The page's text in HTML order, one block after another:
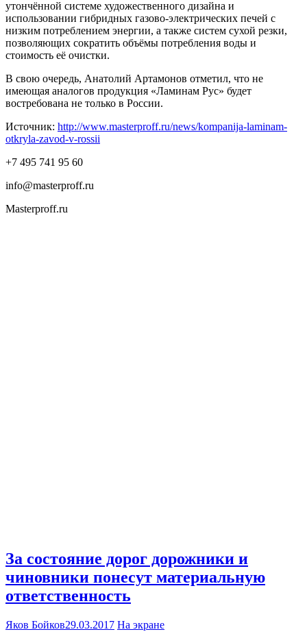
утончённой системе художественного дизайна и
использовании гибридных газово-электрических печей с
низким потреблением энергии, а также систем сухой резки,
позволяющих сократить объёмы потребления воды и
стоимость её очистки.
В свою очередь, Анатолий Артамонов отметил, что не
имеющая аналогов продукция «Ламинам Рус» будет
востребована не только в России.
Источник: http://www.masterproff.ru/news/kompanija-laminam-
otkryla-zavod-v-rossii
+7 495 741 95 60
info@masterproff.ru
Masterproff.ru
За состояние дорог дорожники и
чиновники понесут материальную
ответственность
Яков Бойков29.03.2017 На экране